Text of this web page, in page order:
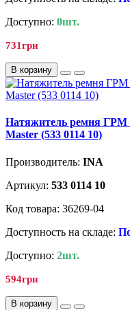
Доступно: 0шт.
731грн
В корзину
Натяжитель ремня ГРМ
Master (533 0114 10)
Производитель: INA
Артикул: 533 0114 10
Код товара: 36269-04
Доступность на складе:
Доступно: 2шт.
594грн
В корзину